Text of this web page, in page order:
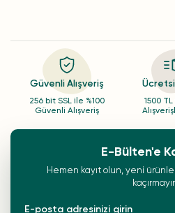
Güvenli Alışveriş
256 bit SSL ile %100
Güvenli Alışveriş
1500
E-Bülten'e
Hemen kayıt olun, yeni